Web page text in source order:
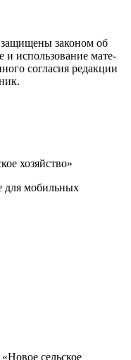
зако­ном об
и исполь­зо­ва­ние мате­
согла­сия редак­ции
хозяйство»
для мобильных
сельское